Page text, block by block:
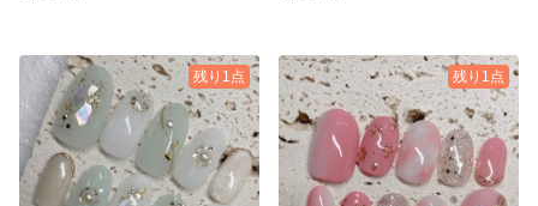
残り1点 残り1点